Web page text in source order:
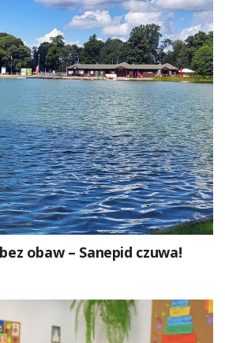
obaw – Sanepid czuwa!